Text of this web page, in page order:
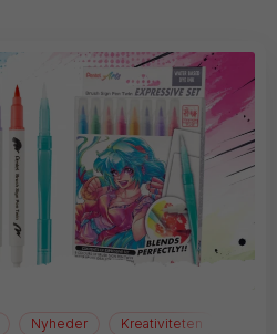
Nyheder Kreativiteten